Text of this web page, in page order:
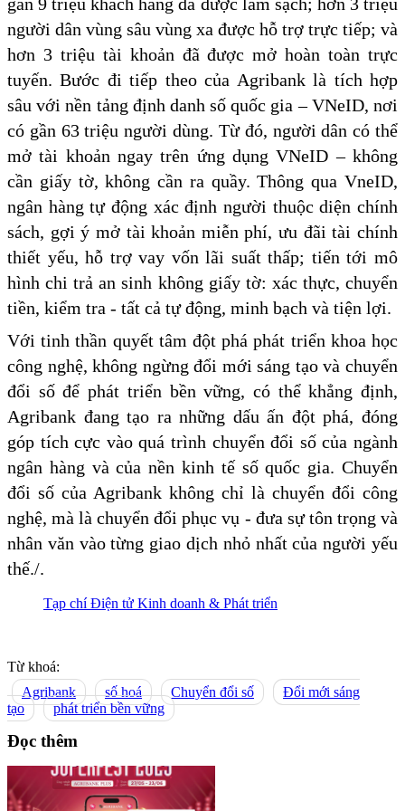
người dân vùng sâu vùng xa được hỗ trợ trực tiếp; và
hơn 3 triệu tài khoản đã được mở hoàn toàn trực
tuyến. Bước đi tiếp theo của Agribank là tích hợp
sâu với nền tảng định danh số quốc gia – VNeID, nơi
có gần 63 triệu người dùng. Từ đó, người dân có thể
mở tài khoản ngay trên ứng dụng VNeID – không
cần giấy tờ, không cần ra quầy. Thông qua VneID,
ngân hàng tự động xác định người thuộc diện chính
sách, gợi ý mở tài khoản miễn phí, ưu đãi tài chính
thiết yếu, hỗ trợ vay vốn lãi suất thấp; tiến tới mô
hình chi trả an sinh không giấy tờ: xác thực, chuyển
tiền, kiểm tra - tất cả tự động, minh bạch và tiện lợi.
Với tinh thần quyết tâm đột phá phát triển khoa học
công nghệ, không ngừng đổi mới sáng tạo và chuyển
đổi số để phát triển bền vững, có thể khẳng định,
Agribank đang tạo ra những dấu ấn đột phá, đóng
góp tích cực vào quá trình chuyển đổi số của ngành
ngân hàng và của nền kinh tế số quốc gia. Chuyển
đổi số của Agribank không chỉ là chuyển đổi công
nghệ, mà là chuyển đổi phục vụ - đưa sự tôn trọng và
nhân văn vào từng giao dịch nhỏ nhất của người yếu
thế./.
Tạp chí Điện tử Kinh doanh & Phát triển
Từ khoá:
Agribank
số hoá Chuyển đổi số
Đổi mới sáng
tạo
phát triển bền vững
Đọc thêm